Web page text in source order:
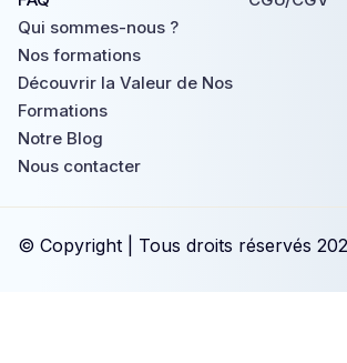
FAQ
Qui sommes-nous ?
Qui sommes-nous ?
Nos formations
Nos formations
Découvrir la Valeur de Nos
Formations
Découvrir la Valeur de Nos
Formations
Notre Blog
Notre Blog
Nous contacter
© Copyright | Tous droits réservés